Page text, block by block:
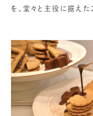
を、堂々と主役に据えた